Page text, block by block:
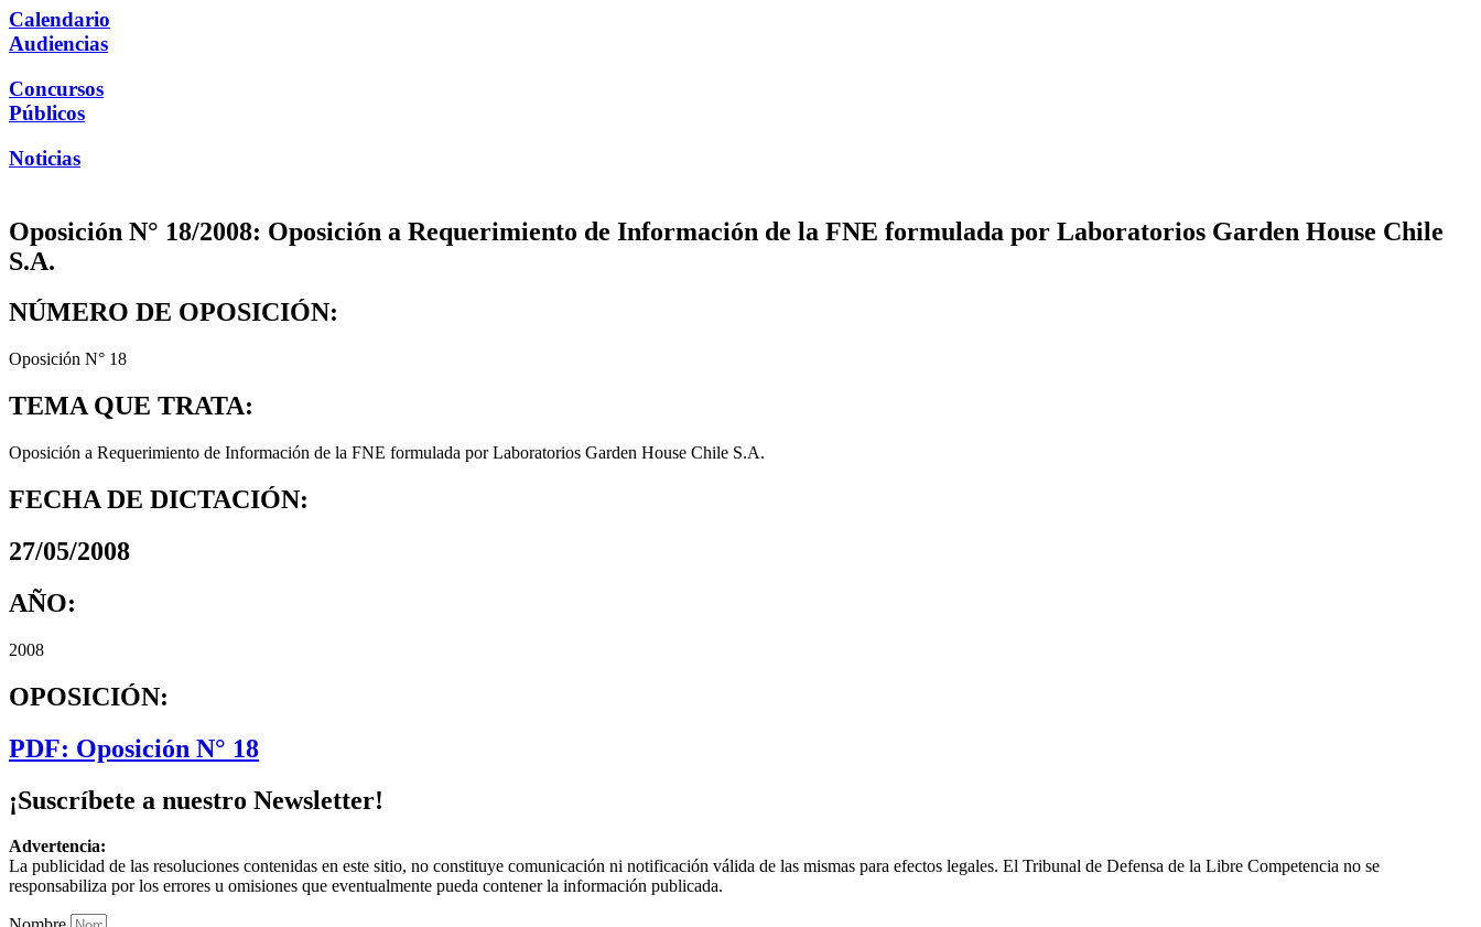
Calendario
Audiencias
Concursos
Públicos
Noticias
Oposición N° 18/2008: Oposición a Requerimiento de Información de la FNE formulada por Laboratorios Garden House Chile
S.A.
NÚMERO DE OPOSICIÓN:
Oposición N° 18
TEMA QUE TRATA:
Oposición a Requerimiento de Información de la FNE formulada por Laboratorios Garden House Chile S.A.
FECHA DE DICTACIÓN:
27/05/2008
AÑO:
2008
OPOSICIÓN:
PDF: Oposición N° 18
¡Suscríbete a nuestro Newsletter!
Advertencia:
La publicidad de las resoluciones contenidas en este sitio, no constituye comunicación ni notificación válida de las mismas para efectos legales. El Tribunal de Defensa de la Libre Competencia no se
responsabiliza por los errores u omisiones que eventualmente pueda contener la información publicada.